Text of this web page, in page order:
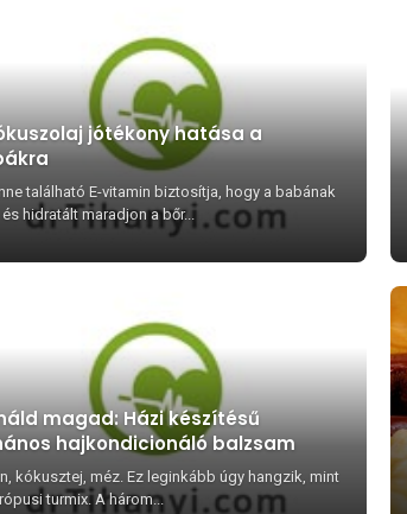
jótékony hatása a
található E-vitamin biztosítja, hogy a babának
hidratált maradjon a bőr...
magad: Házi készítésű
hajkondicionáló balzsam
kókusztej, méz. Ez leginkább úgy hangzik, mint
turmix. A három...